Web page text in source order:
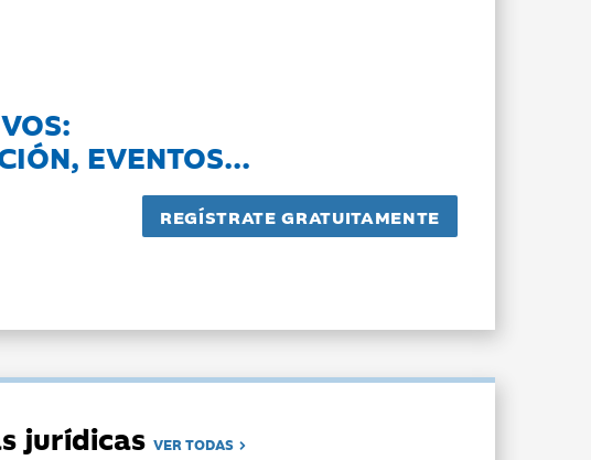
EVENTOS...
jurídicasVER TODAS